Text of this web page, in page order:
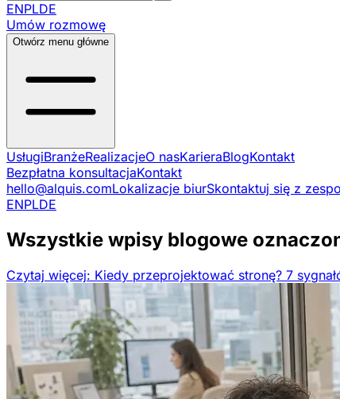
ENPLDE
Umów rozmowę
Otwórz menu główne
UsługiBranżeRealizacjeO nasKarieraBlogKontakt
Bezpłatna konsultacjaKontakt
hello@alquis.comLokalizacje biurSkontaktuj się z
ENPLDE
Wszystkie wpisy blogowe
Czytaj więcej: Kiedy przeprojektować stronę? 7